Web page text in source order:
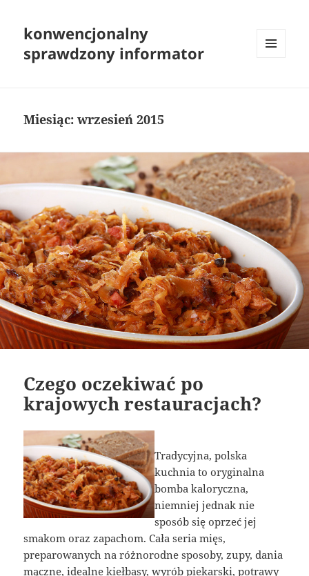
konwencjonalny
sprawdzony informator
Miesiąc:wrzesień 2015
Czego oczekiwać po
krajowych restauracjach?
Tradycyjna, polska
kuchnia to oryginalna
bomba kaloryczna,
niemniej jednak nie
sposób się oprzeć jej
smakom oraz zapachom. Cała seria mięs,
preparowanych na różnorodne sposoby, zupy, dania
mączne, idealne kiełbasy, wyrób piekarski, potrawy